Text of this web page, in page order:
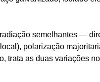
semelhantes —
polarização
trata as duas variações